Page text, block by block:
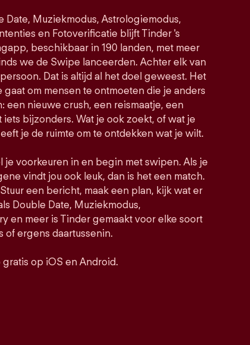
Date, Muziekmodus, Astrologiemodus,
en Fotoverificatie blijft Tinder 's
beschikbaar in 190 landen, met meer
we de Swipe lanceerden. Achter elk van
Dat is altijd al het doel geweest. Het
gaat om mensen te ontmoeten die je anders
een nieuwe crush, een reismaatje, een
bijzonders. Wat je ook zoekt, of wat je
je de ruimte om te ontdekken wat je wilt.
je voorkeuren in en begin met swipen. Als je
vindt jou ook leuk, dan is het een match.
een bericht, maak een plan, kijk wat er
Double Date, Muziekmodus,
en meer is Tinder gemaakt voor elke soort
of ergens daartussenin.
op iOS en Android.